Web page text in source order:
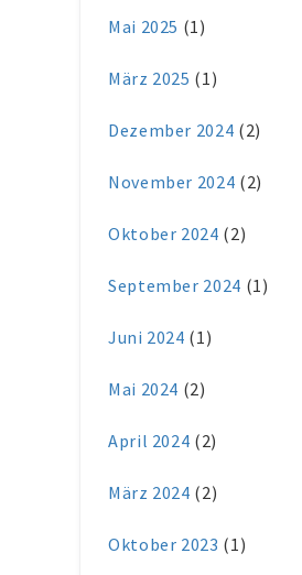
Mai 2025 (1)
März 2025 (1)
Dezember 2024 (2)
November 2024 (2)
Oktober 2024 (2)
September 2024 (1)
Juni 2024 (1)
Mai 2024 (2)
April 2024 (2)
März 2024 (2)
Oktober 2023 (1)